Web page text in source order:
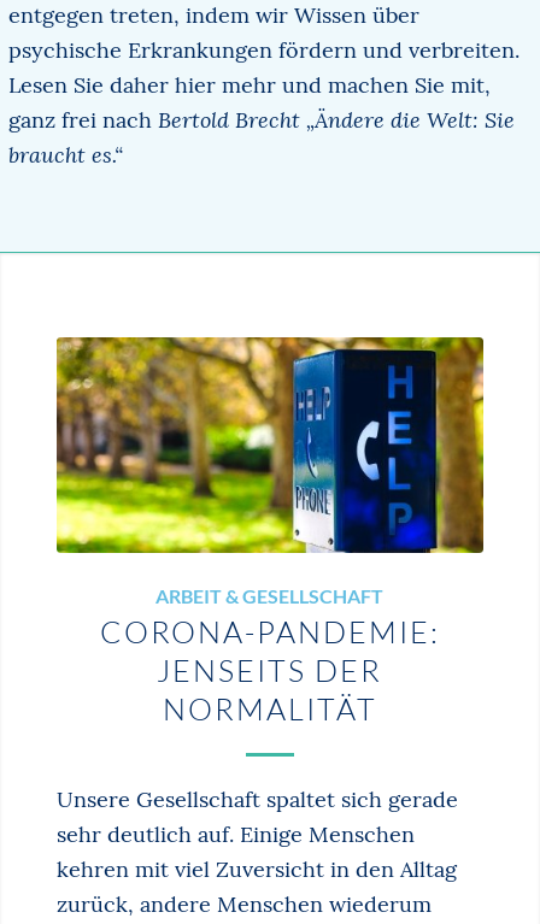
entgegen treten, indem wir Wissen über
psychische Erkrankungen fördern und verbreiten.
Lesen Sie daher hier mehr und machen Sie mit,
ganz frei nach Bertold Brecht „Ändere die Welt: Sie
braucht es.“
ARBEIT & GESELLSCHAFT
CORONA-PANDEMIE:
JENSEITS DER
NORMALITÄT
Unsere Gesellschaft spaltet sich gerade
sehr deutlich auf. Einige Menschen
kehren mit viel Zuversicht in den Alltag
zurück, andere Menschen wiederum